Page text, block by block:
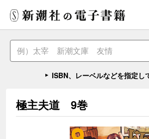
ISBN、レーベルなどを指定し
極主夫道 9巻